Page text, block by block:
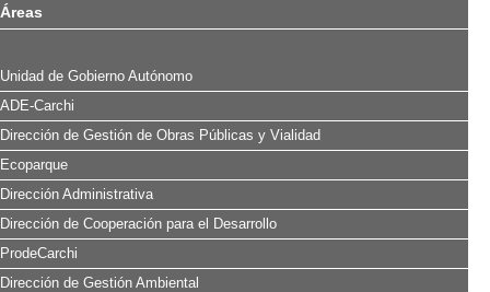
Áreas
Unidad de Gobierno Autónomo
ADE-Carchi
Dirección de Gestión de Obras Públicas y Vialidad
Ecoparque
Dirección Administrativa
Dirección de Cooperación para el Desarrollo
ProdeCarchi
Dirección de Gestión Ambiental